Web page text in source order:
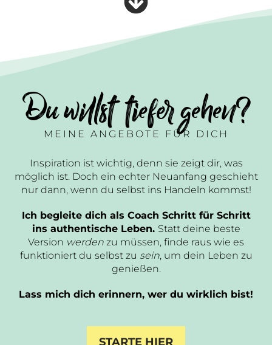
Du willst tiefer gehen?
MEINE ANGEBOTE FÜR DICH
Inspiration ist wichtig, denn sie zeigt dir, was
möglich ist. Doch ein echter Neuanfang geschieht
nur dann, wenn du selbst ins Handeln kommst!
Ich begleite dich als Coach Schritt für Schritt
ins authentische Leben. Statt deine beste
Version werden zu müssen, finde raus wie es
funktioniert du selbst zu sein, um dein Leben zu
genießen.
Lass mich dich erinnern, wer du wirklich bist!
STARTE HIER